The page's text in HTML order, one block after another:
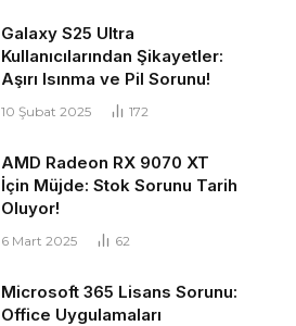
Galaxy S25 Ultra
Kullanıcılarından Şikayetler:
Aşırı Isınma ve Pil Sorunu!
10 Şubat 2025 172
AMD Radeon RX 9070 XT
İçin Müjde: Stok Sorunu Tarih
Oluyor!
6 Mart 2025 62
Microsoft 365 Lisans Sorunu:
Office Uygulamaları